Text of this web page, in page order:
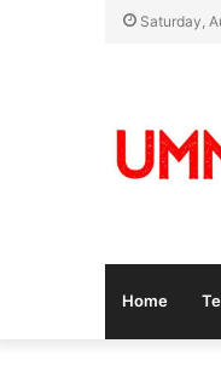
Saturday,
Home